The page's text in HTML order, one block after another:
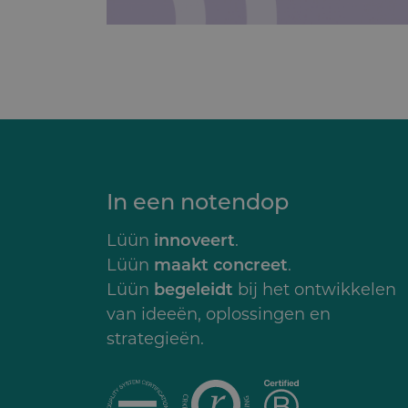
In een notendop
Lüün innoveert.
Lüün maakt concreet.
Lüün begeleidt bij het ontwikkelen
van ideeën, oplossingen en
strategieën.